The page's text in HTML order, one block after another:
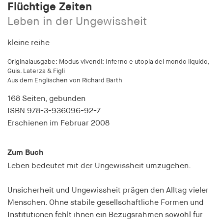
Flüchtige Zeiten
Leben in der Ungewissheit
kleine reihe
Originalausgabe: Modus vivendi: Inferno e utopia del mondo liquido,
Guis. Laterza & Figli
Aus dem Englischen von Richard Barth
168 Seiten, gebunden
ISBN 978-3-936096-92-7
Erschienen im Februar 2008
Zum Buch
Leben bedeutet mit der Ungewissheit umzugehen.
Unsicherheit und Ungewissheit prägen den Alltag vieler
Menschen. Ohne stabile gesellschaftliche Formen und
Institutionen fehlt ihnen ein Bezugsrahmen sowohl für
nutzbar zu machen, indem sie Grundfunktionen
wie Seitennavigation und Zugriff auf sichere
Bereiche der Webseite ermöglichen. Die Webseite
kann ohne diese Cookies nicht richtig
cookie_consent
cookie_consent
Anbieter:
Zweck:
Speichert den Zustimmungsstatus des Benutzers
Cookie Laufzeit:
1 Jahr